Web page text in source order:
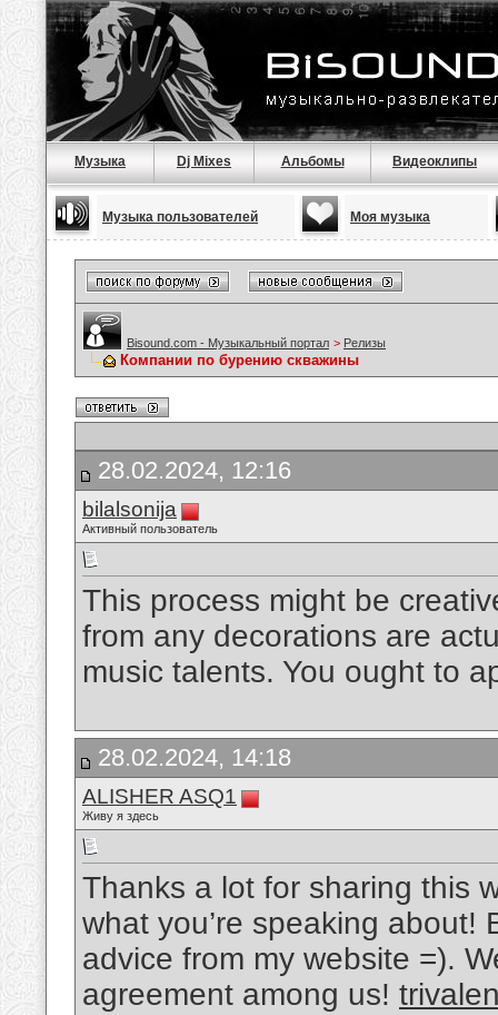
Музыка Dj Mixes Альбомы Видеоклипы
Музыка пользователей Моя музыка
Bisound.com - Музыкальный портал > Релизы
Компании по бурению скважины
28.02.2024, 12:16
bilalsonija
Активный пользователь
This process might be
from any decorations are
music talents. You ought to
28.02.2024, 14:18
ALISHER ASQ1
Живу я здесь
Thanks a lot for sharing this
what you’re speaking about!
advice from my website =).
agreement among us!